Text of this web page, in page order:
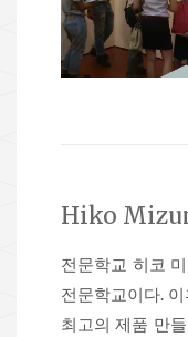
Hiko
전문학교 히코
전문학교이다.
최고의 제품 만